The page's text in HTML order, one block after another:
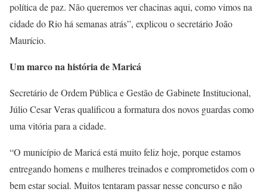
política de paz. Não queremos ver chacinas aqui, como vimos na
cidade do Rio há semanas atrás”, explicou o secretário João
Maurício.
Um marco na história de Maricá
Secretário de Ordem Pública e Gestão de Gabinete Institucional,
Júlio Cesar Veras qualificou a formatura dos novos guardas como
uma vitória para a cidade.
“O município de Maricá está muito feliz hoje, porque estamos
entregando homens e mulheres treinados e comprometidos com o
bem estar social. Muitos tentaram passar nesse concurso e não